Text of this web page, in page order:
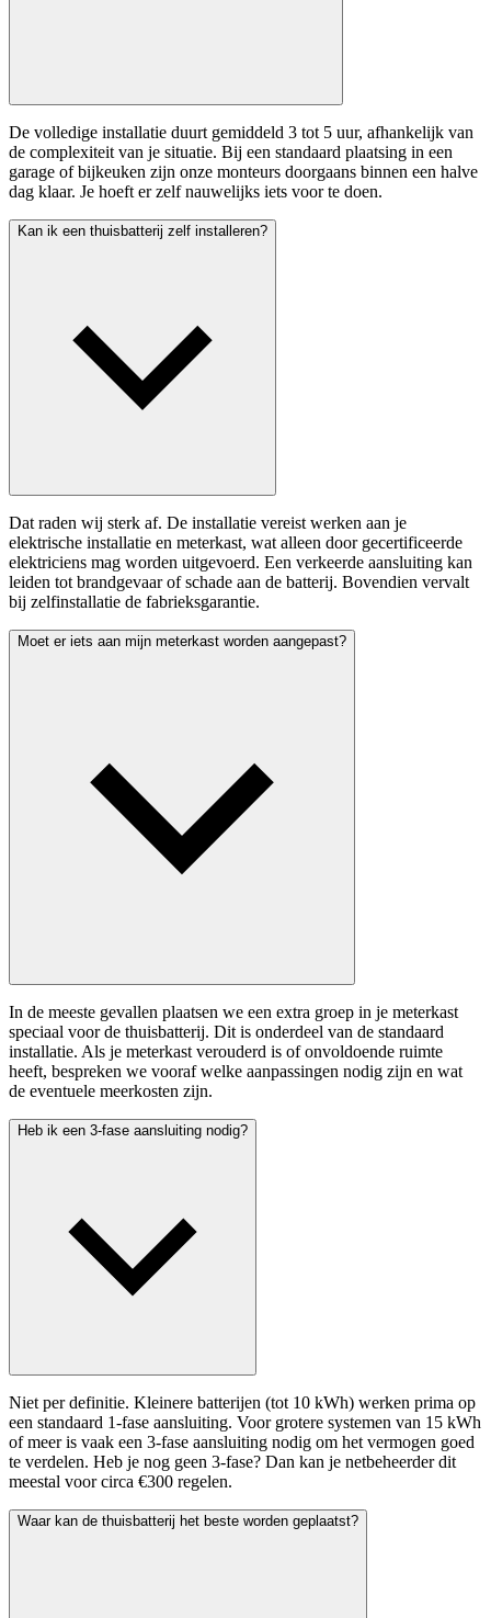
De volledige installatie duurt gemiddeld 3 tot 5 uur, afhankelijk van
de complexiteit van je situatie. Bij een standaard plaatsing in een
garage of bijkeuken zijn onze monteurs doorgaans binnen een halve
dag klaar. Je hoeft er zelf nauwelijks iets voor te doen.
Kan ik een thuisbatterij zelf installeren?
Dat raden wij sterk af. De installatie vereist werken aan je
elektrische installatie en meterkast, wat alleen door gecertificeerde
elektriciens mag worden uitgevoerd. Een verkeerde aansluiting kan
leiden tot brandgevaar of schade aan de batterij. Bovendien vervalt
bij zelfinstallatie de fabrieksgarantie.
Moet er iets aan mijn meterkast worden aangepast?
In de meeste gevallen plaatsen we een extra groep in je meterkast
speciaal voor de thuisbatterij. Dit is onderdeel van de standaard
installatie. Als je meterkast verouderd is of onvoldoende ruimte
heeft, bespreken we vooraf welke aanpassingen nodig zijn en wat
de eventuele meerkosten zijn.
Heb ik een 3-fase aansluiting nodig?
Niet per definitie. Kleinere batterijen (tot 10 kWh) werken prima op
een standaard 1-fase aansluiting. Voor grotere systemen van 15 kWh
of meer is vaak een 3-fase aansluiting nodig om het vermogen goed
te verdelen. Heb je nog geen 3-fase? Dan kan je netbeheerder dit
meestal voor circa €300 regelen.
Waar kan de thuisbatterij het beste worden geplaatst?